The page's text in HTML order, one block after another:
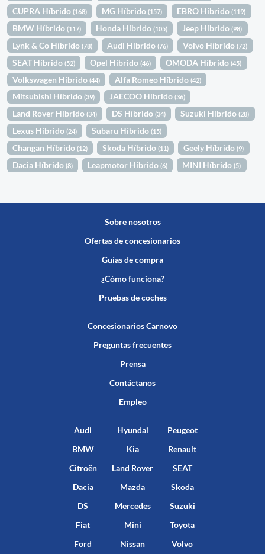
CUPRA Híbrido(168) MG Híbrido(157) EBRO Híbrido(119)
BMW Híbrido(117) Honda Híbrido(105) Jeep Híbrido(98)
Lynk & Co Híbrido(78) Audi Híbrido(76) Volvo Híbrido(72)
SEAT Híbrido(52) Opel Híbrido(46) OMODA Híbrido(45)
Volkswagen Híbrido(44) Alfa Romeo Híbrido(42)
Mitsubishi Híbrido(39) JAECOO Híbrido(36)
Land Rover Híbrido(34) DS Híbrido(34) Suzuki Híbrido(28)
Lexus Híbrido(24) Subaru Híbrido(15)
Changan Híbrido(12) Skoda Híbrido(11) Geely Híbrido(9)
Dacia Híbrido(8) Leapmotor Híbrido(6) MINI Híbrido(5)
Sobre nosotros
Ofertas de concesionarios
Guías de compra
¿Cómo funciona?
Pruebas de coches
Concesionarios Carnovo
Preguntas frecuentes
Prensa
Contáctanos
Empleo
Audi
BMW
Citroën
Dacia
DS
Fiat
Ford
Hyundai
Kia
Land Rover
Mazda
Mercedes
Mini
Nissan
Peugeot
Renault
SEAT
Skoda
Suzuki
Toyota
Volvo